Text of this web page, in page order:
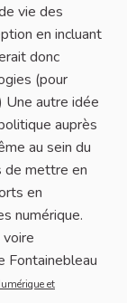
vie des
en incluant
donc
(pour
Une autre idée
auprès
au sein du
de mettre en
en
numérique.
Fontainebleau
et et